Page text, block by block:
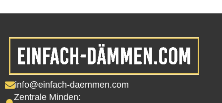
info@einfach-daemmen.com
Zentrale Minden: